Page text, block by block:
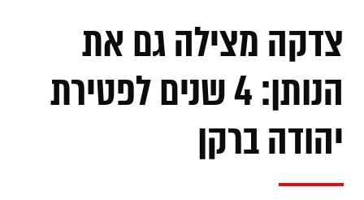
צדקה מצילה גם את
הנותן: 4 שנים לפטירת
יהודה ברקן